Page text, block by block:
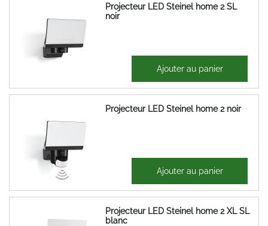
Projecteur LED Steinel home 2 SL
noir
175,86 € Ajouter au panier
Projecteur LED Steinel home 2 noir
208,06 € Ajouter au panier
Projecteur LED Steinel home 2 XL SL
blanc